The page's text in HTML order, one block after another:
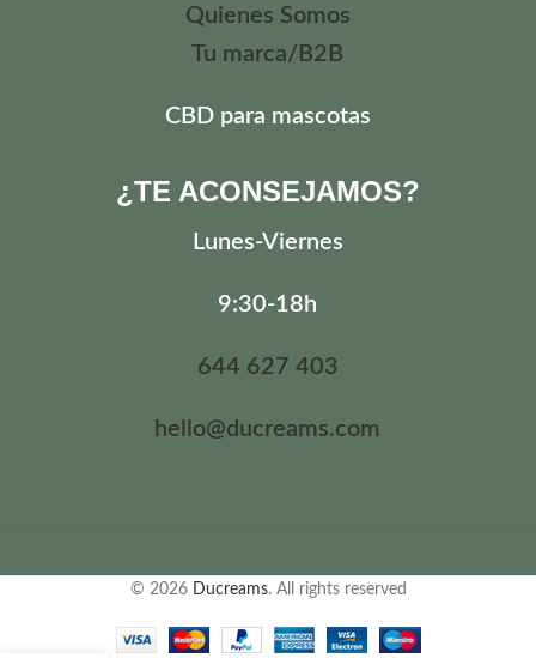
Quienes Somos
Tu marca/B2B
CBD para mascotas
¿TE ACONSEJAMOS?
Lunes-Viernes
9:30-18h
644 627 403
hello@ducreams.com
© 2026 Ducreams. All rights reserved